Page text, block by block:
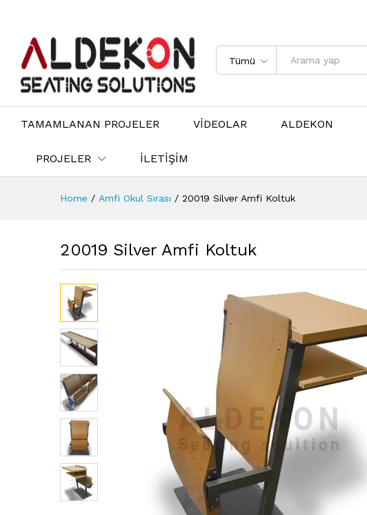
Tümü
TAMAMLANAN PROJELER VİDEOLAR ALDEKON
PROJELER İLETİŞİM
Home / Amfi Okul Sırası / 20019 Silver Amfi Koltuk
20019 Silver Amfi Koltuk